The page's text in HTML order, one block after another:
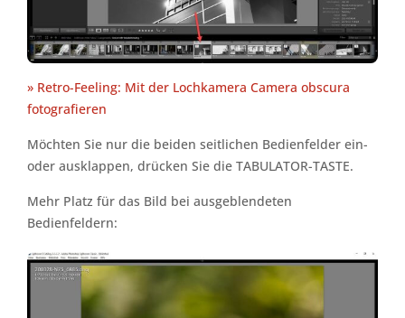
» Retro-Feeling: Mit der Lochkamera Camera obscura
fotografieren
Möchten Sie nur die beiden seitlichen Bedienfelder ein-
oder ausklappen, drücken Sie die TABULATOR-TASTE.
Mehr Platz für das Bild bei ausgeblendeten
Bedienfeldern: